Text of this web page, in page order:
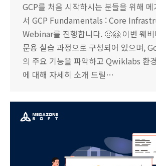
GCP를 처음 시작하시는 분들을 위해
서 GCP Fundamentals : Core
Webinar를 진행합니다. 🙂🤗 이번 웨비
문용 실습 과정으로 구성되어 있으며,
의 주요 기능을 파악하고 Qwiklabs 환
에 대해 자세히 소개 드릴…